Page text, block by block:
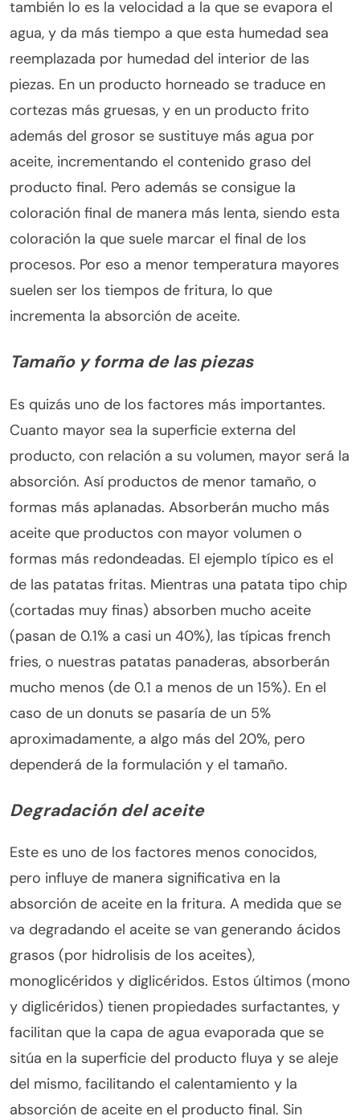
también lo es la velocidad a la que se evapora el
agua, y da más tiempo a que esta humedad sea
reemplazada por humedad del interior de las
piezas. En un producto horneado se traduce en
cortezas más gruesas, y en un producto frito
además del grosor se sustituye más agua por
aceite, incrementando el contenido graso del
producto final. Pero además se consigue la
coloración final de manera más lenta, siendo esta
coloración la que suele marcar el final de los
procesos. Por eso a menor temperatura mayores
suelen ser los tiempos de fritura, lo que
incrementa la absorción de aceite.
Tamaño y forma de las piezas
Es quizás uno de los factores más importantes.
Cuanto mayor sea la superficie externa del
producto, con relación a su volumen, mayor será la
absorción. Así productos de menor tamaño, o
formas más aplanadas. Absorberán mucho más
aceite que productos con mayor volumen o
formas más redondeadas. El ejemplo típico es el
de las patatas fritas. Mientras una patata tipo chip
(cortadas muy finas) absorben mucho aceite
(pasan de 0.1% a casi un 40%), las típicas french
fries, o nuestras patatas panaderas, absorberán
mucho menos (de 0.1 a menos de un 15%). En el
caso de un donuts se pasaría de un 5%
aproximadamente, a algo más del 20%, pero
dependerá de la formulación y el tamaño.
Degradación del aceite
Este es uno de los factores menos conocidos,
pero influye de manera significativa en la
absorción de aceite en la fritura. A medida que se
va degradando el aceite se van generando ácidos
grasos (por hidrolisis de los aceites),
monoglicéridos y diglicéridos. Estos últimos (mono
y diglicéridos) tienen propiedades surfactantes, y
facilitan que la capa de agua evaporada que se
sitúa en la superficie del producto fluya y se aleje
del mismo, facilitando el calentamiento y la
absorción de aceite en el producto final. Sin